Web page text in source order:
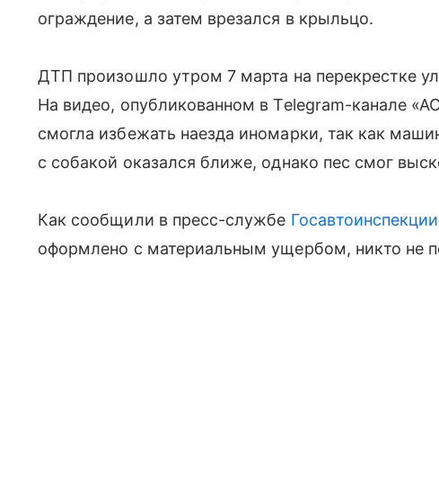
ограждение, а затем врезался в крыльцо.
ДТП произошло утром 7 марта на перекрестке
На видео, опубликованном в Telegram-канале
смогла избежать наезда иномарки, так как
с собакой оказался ближе, однако пес смог
Как сообщили в пресс-службе Госавтоинспекции
оформлено с материальным ущербом, никто не